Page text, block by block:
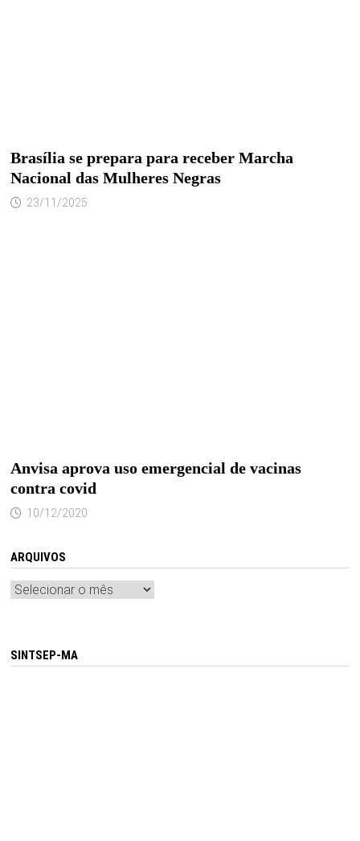
Brasília se prepara para receber Marcha
Nacional das Mulheres Negras
23/11/2025
Anvisa aprova uso emergencial de vacinas
contra covid
10/12/2020
ARQUIVOS
Arquivos
SINTSEP-MA